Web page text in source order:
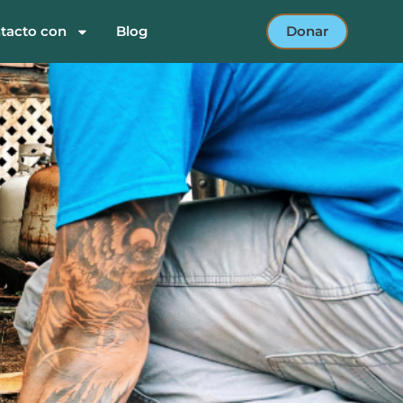
con Blog Donar